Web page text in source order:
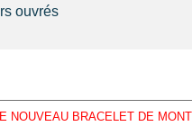
ouvrés
NOUVEAU BRACELET DE